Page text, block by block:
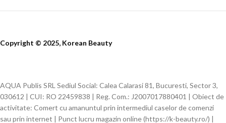
Copyright © 2025, Korean Beauty
AQUA Publis SRL Sediul Social: Calea Calarasi 81, Bucuresti, Sector 3,
030612 | CUI: RO 22459838 | Reg. Com.: J2007017880401 | Obiect de
activitate: Comert cu amanuntul prin intermediul caselor de comenzi
sau prin internet | Punct lucru magazin online (https://k-beauty.ro/) |